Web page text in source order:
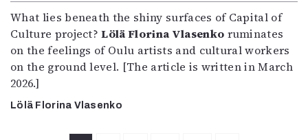
What lies beneath the shiny surfaces of Capital of
Culture project?Lölä Florina Vlasenko ruminates
on the feelings of Oulu artists and cultural workers
on the ground level. [The article is written in March
2026.]
Lölä Florina Vlasenko